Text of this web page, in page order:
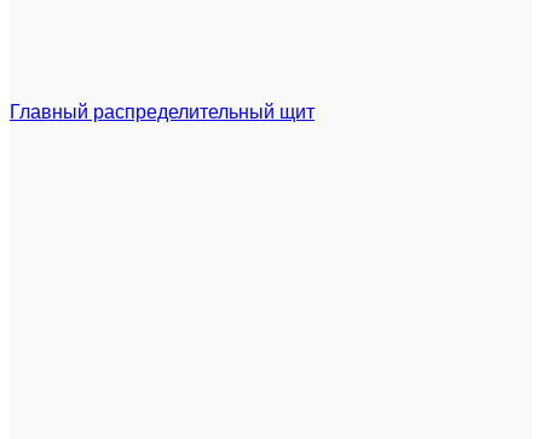
Главный распределительный щит